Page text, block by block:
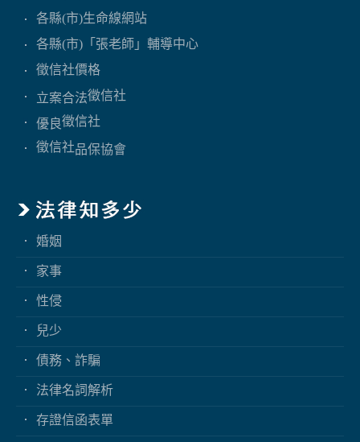
各縣(市)生命線網站
各縣(市)「張老師」輔導中心
徵信社價格
立案合法徵信社
優良徵信社
徵信社品保協會
婚姻
家事
性侵
兒少
債務、詐騙
法律名詞解析
存證信函表單